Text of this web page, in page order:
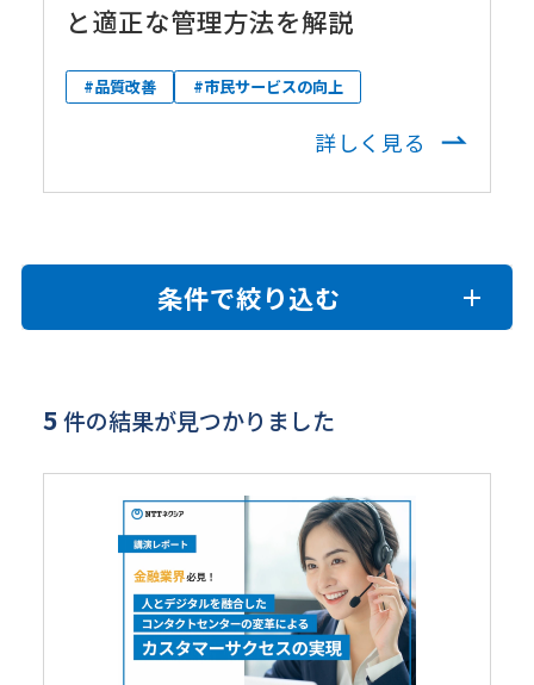
と適正な管理方法を解説
#品質改善 #市民サービスの向上
詳しく見る
条件で絞り込む
5件の結果が見つかりました